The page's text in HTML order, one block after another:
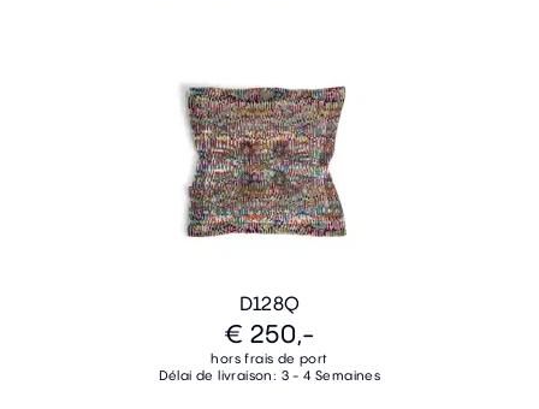
D128Q
€ 250,-
hors frais de port
Délai de livraison: 3 - 4 Semaines